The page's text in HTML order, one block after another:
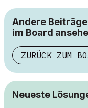
Andere Beiträge
im Board
ZURÜCK ZUM
Neueste